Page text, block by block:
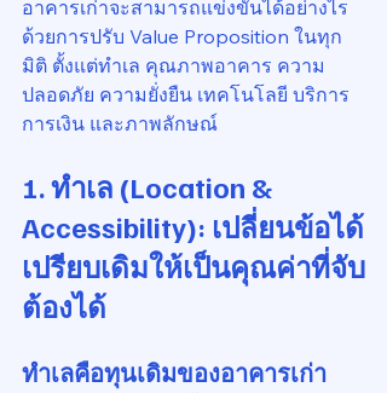
อาคารเก่าจะสามารถแข่งขันได้อย่างไร
ด้วยการปรับ Value Proposition ในทุก
มิติ ตั้งแต่ทำเล คุณภาพอาคาร ความ
ปลอดภัย ความยั่งยืน เทคโนโลยี บริการ
การเงิน และภาพลักษณ์
1. ทำเล (Location &
Accessibility): เปลี่ยนข้อได้
เปรียบเดิมให้เป็นคุณค่าที่จับ
ต้องได้
ทำเลคือทุนเดิมของอาคารเก่า